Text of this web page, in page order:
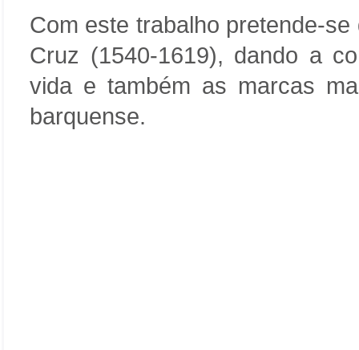
Com este trabalho pretende-
Cruz (1540-1619), dando a
vida e também as marcas
barquense.